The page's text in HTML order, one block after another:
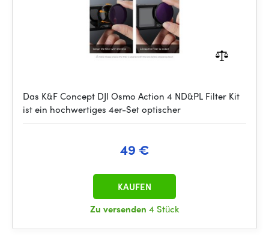
Das K&F Concept DJI Osmo Action 4 ND&PL Filter Kit
ist ein hochwertiges 4er-Set optischer
49 €
Zu versenden 4 Stück
KAUFEN